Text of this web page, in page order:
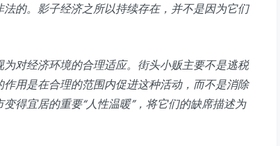
的。影子经济之所以持续存在，并不是因为它们
对经济环境的合理适应。街头小贩主要不是逃税
用是在合理的范围内促进这种活动，而不是消除
得宜居的重要“人性温暖”，将它们的缺席描述为